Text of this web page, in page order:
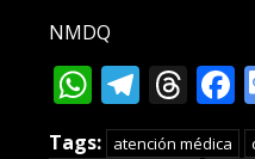
NMDQ
Tags: atención médica